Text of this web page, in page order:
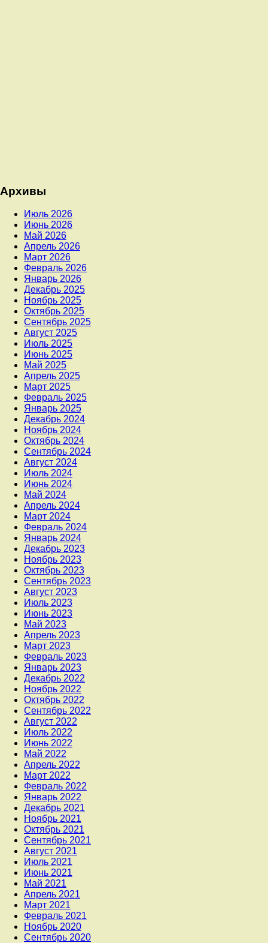
Архивы
Июль 2026
Июнь 2026
Май 2026
Апрель 2026
Март 2026
Февраль 2026
Январь 2026
Декабрь 2025
Ноябрь 2025
Октябрь 2025
Сентябрь 2025
Август 2025
Июль 2025
Июнь 2025
Май 2025
Апрель 2025
Март 2025
Февраль 2025
Январь 2025
Декабрь 2024
Ноябрь 2024
Октябрь 2024
Сентябрь 2024
Август 2024
Июль 2024
Июнь 2024
Май 2024
Апрель 2024
Март 2024
Февраль 2024
Январь 2024
Декабрь 2023
Ноябрь 2023
Октябрь 2023
Сентябрь 2023
Август 2023
Июль 2023
Июнь 2023
Май 2023
Апрель 2023
Март 2023
Февраль 2023
Январь 2023
Декабрь 2022
Ноябрь 2022
Октябрь 2022
Сентябрь 2022
Август 2022
Июль 2022
Июнь 2022
Май 2022
Апрель 2022
Март 2022
Февраль 2022
Январь 2022
Декабрь 2021
Ноябрь 2021
Октябрь 2021
Сентябрь 2021
Август 2021
Июль 2021
Июнь 2021
Май 2021
Апрель 2021
Март 2021
Февраль 2021
Ноябрь 2020
Сентябрь 2020